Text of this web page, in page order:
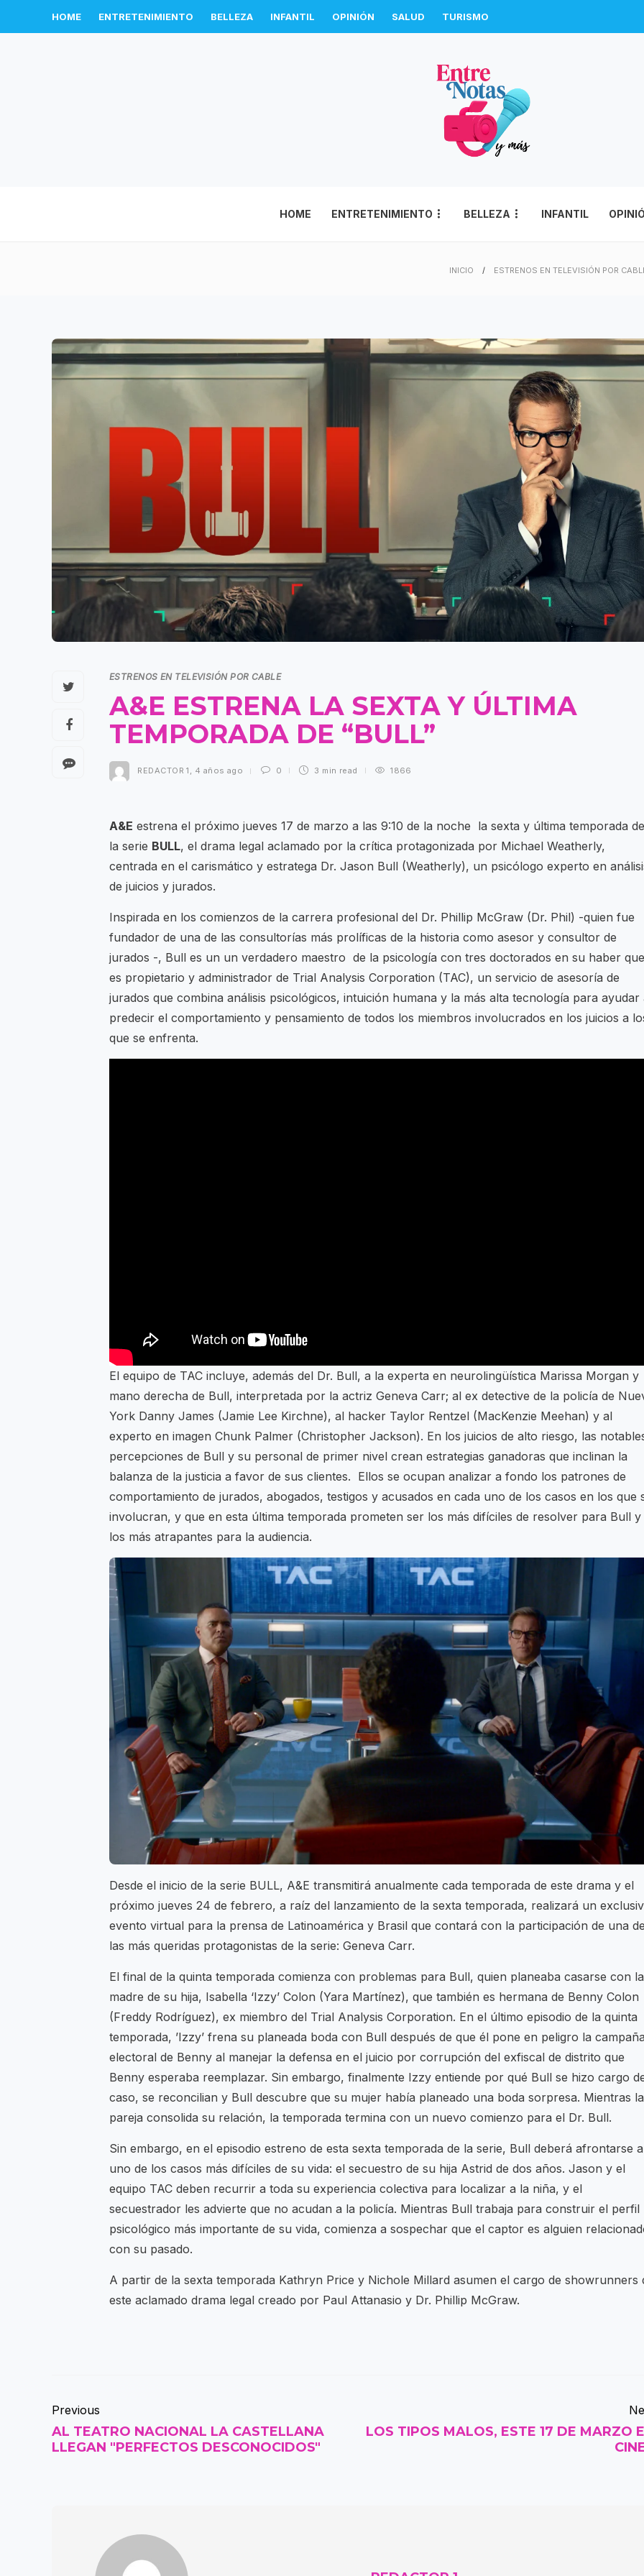
HOME ENTRETENIMIENTO BELLEZA INFANTIL OPINIÓN SALUD TURISMO
HOME ENTRETENIMIENTO BELLEZA INFANTIL
INICIO ESTRENOS EN TELEVISIÓN POR
ESTRENOS EN TELEVISIÓN POR CABLE
A&E ESTRENA LA SEXTA Y ÚLTIMA
TEMPORADA DE “BULL”
REDACTOR 1 , 4 años ago 0 3 min read 1866
A&E estrena el próximo jueves 17 de marzo a las 9:10 de la noche la sexta y última temporada de
la serie BULL, el drama legal aclamado por la crítica protagonizada por Michael Weatherly,
centrada en el carismático y estratega Dr. Jason Bull (Weatherly), un psicólogo experto en
de juicios y jurados.
Inspirada en los comienzos de la carrera profesional del Dr. Phillip McGraw (Dr. Phil) -quien fue
fundador de una de las consultorías más prolíficas de la historia como asesor y consultor de
jurados -, Bull es un un verdadero maestro de la psicología con tres doctorados en su haber que
es propietario y administrador de Trial Analysis Corporation (TAC), un servicio de asesoría de
jurados que combina análisis psicológicos, intuición humana y la más alta tecnología para ayudar
predecir el comportamiento y pensamiento de todos los miembros involucrados en los juicios a
que se enfrenta.
El equipo de TAC incluye, además del Dr. Bull, a la experta en neurolingüística Marissa Morgan y
mano derecha de Bull, interpretada por la actriz Geneva Carr; al ex detective de la policía de
York Danny James (Jamie Lee Kirchne), al hacker Taylor Rentzel (MacKenzie Meehan) y al
experto en imagen Chunk Palmer (Christopher Jackson). En los juicios de alto riesgo, las
percepciones de Bull y su personal de primer nivel crean estrategias ganadoras que inclinan la
balanza de la justicia a favor de sus clientes. Ellos se ocupan analizar a fondo los patrones de
comportamiento de jurados, abogados, testigos y acusados en cada uno de los casos en los que
involucran, y que en esta última temporada prometen ser los más difíciles de resolver para Bull y
los más atrapantes para la audiencia.
Desde el inicio de la serie BULL, A&E transmitirá anualmente cada temporada de este drama y el
próximo jueves 24 de febrero, a raíz del lanzamiento de la sexta temporada, realizará un
evento virtual para la prensa de Latinoamérica y Brasil que contará con la participación de una
las más queridas protagonistas de la serie: Geneva Carr.
El final de la quinta temporada comienza con problemas para Bull, quien planeaba casarse con la
madre de su hija, Isabella ‘Izzy’ Colon (Yara Martínez), que también es hermana de Benny Colon
(Freddy Rodríguez), ex miembro del Trial Analysis Corporation. En el último episodio de la quinta
temporada, ’Izzy’ frena su planeada boda con Bull después de que él pone en peligro la
electoral de Benny al manejar la defensa en el juicio por corrupción del exfiscal de distrito que
Benny esperaba reemplazar. Sin embargo, finalmente Izzy entiende por qué Bull se hizo cargo
caso, se reconcilian y Bull descubre que su mujer había planeado una boda sorpresa. Mientras la
pareja consolida su relación, la temporada termina con un nuevo comienzo para el Dr. Bull.
Sin embargo, en el episodio estreno de esta sexta temporada de la serie, Bull deberá afrontarse a
uno de los casos más difíciles de su vida: el secuestro de su hija Astrid de dos años. Jason y el
equipo TAC deben recurrir a toda su experiencia colectiva para localizar a la niña, y el
secuestrador les advierte que no acudan a la policía. Mientras Bull trabaja para construir el perfil
psicológico más importante de su vida, comienza a sospechar que el captor es alguien
con su pasado.
A partir de la sexta temporada Kathryn Price y Nichole Millard asumen el cargo de showrunners
este aclamado drama legal creado por Paul Attanasio y Dr. Phillip McGraw.
Previous
AL TEATRO NACIONAL LA CASTELLANA
LLEGAN "PERFECTOS DESCONOCIDOS"
LOS TIPOS MALOS, ESTE 17 DE MARZO